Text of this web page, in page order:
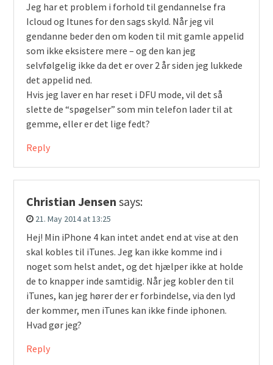
Jeg har et problem i forhold til gendannelse fra
Icloud og Itunes for den sags skyld. Når jeg vil
gendanne beder den om koden til mit gamle appelid
som ikke eksistere mere – og den kan jeg
selvfølgelig ikke da det er over 2 år siden jeg lukkede
det appelid ned.
Hvis jeg laver en har reset i DFU mode, vil det så
slette de “spøgelser” som min telefon lader til at
gemme, eller er det lige fedt?
Reply
Christian Jensen says:
21. May 2014 at 13:25
Hej! Min iPhone 4 kan intet andet end at vise at den
skal kobles til iTunes. Jeg kan ikke komme ind i
noget som helst andet, og det hjælper ikke at holde
de to knapper inde samtidig. Når jeg kobler den til
iTunes, kan jeg hører der er forbindelse, via den lyd
der kommer, men iTunes kan ikke finde iphonen.
Hvad gør jeg?
Reply